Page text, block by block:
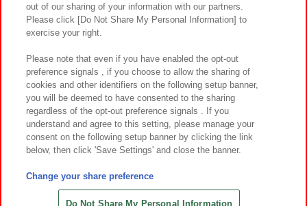
プライバシーポリシー ウェブアクセシビリティ方針と検証結果
お取引先さまとともに
カスタマーハラスメント対応方針 よくあるご質問・お問い合わせ
©Bandai Namco Amusement Inc.
©Bandai Namco Amusement Lab Inc.
©HANAYASHIKI Co., Ltd. All Rights Reserved.
out of our sharing of your information with our partners.
Please click [Do Not Share My Personal Information] to
exercise your right.
Please note that even if you have enabled the opt-out
preference signals , if you choose to allow the sharing of
cookies and other identifiers on the following setup banner,
you will be deemed to have consented to the sharing
regardless of the opt-out preference signals . If you
understand and agree to this setting, please manage your
consent on the following setup banner by clicking the link
below, then click 'Save Settings' and close the banner.
Change your share preference
Do Not Share My Personal Information